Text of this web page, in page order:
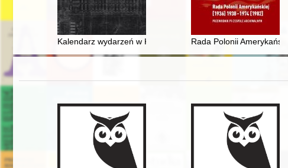
Kalendarz wydarzeń w KL Auschwitz. T. 4,Rada Polonii